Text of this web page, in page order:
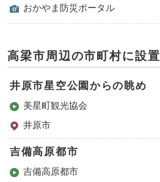
おかやま防災ポータル
高梁市周辺の市町村に設置
井原市星空公園からの眺め
美星町観光協会
井原市
吉備高原都市
吉備高原都市